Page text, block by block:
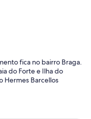
fica no bairro Braga.
do Forte e Ilha do
Hermes Barcellos